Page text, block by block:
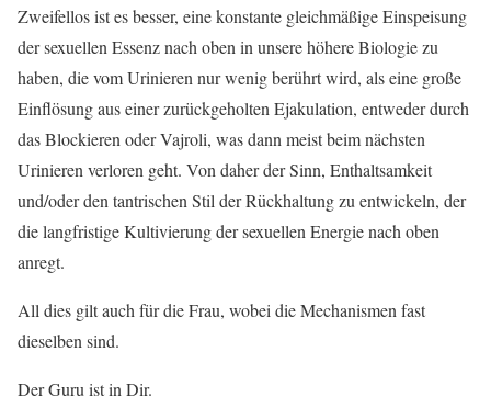
Zweifellos ist es besser, eine konstante gleichmäßige Einspeisung
der sexuellen Essenz nach oben in unsere höhere Biologie zu
haben, die vom Urinieren nur wenig berührt wird, als eine große
Einflösung aus einer zurückgeholten Ejakulation, entweder durch
das Blockieren oder Vajroli, was dann meist beim nächsten
Urinieren verloren geht. Von daher der Sinn, Enthaltsamkeit
und/oder den tantrischen Stil der Rückhaltung zu entwickeln, der
die langfristige Kultivierung der sexuellen Energie nach oben
anregt.
All dies gilt auch für die Frau, wobei die Mechanismen fast
dieselben sind.
Der Guru ist in Dir.